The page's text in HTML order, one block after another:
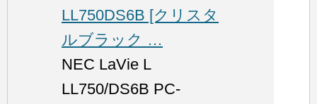
LL750DS6B [クリスタ
ルブラック …
NEC LaVie L
LL750/DS6B PC-